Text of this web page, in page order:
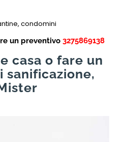
condomini
un preventivo 3275869138
casa o fare un